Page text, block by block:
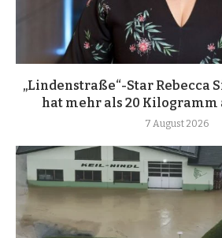
„Lindenstraße“-Star Rebecca
hat mehr als 20 Kilogramm
7 August 2026